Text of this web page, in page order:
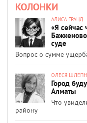
КОЛОНКИ
АЛИСА ГРАНД
«Я сейчас
суде
Вопрос о сумме
ОЛЕСЯ
Город
Алматы
Что
району